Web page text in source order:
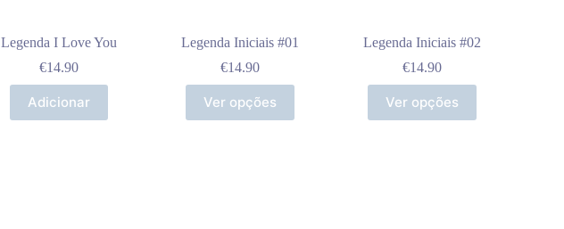
Legenda I Love You
€14.90
Adicionar
Legenda Iniciais #01
€14.90
Ver opções
Legenda Iniciais #02
€14.90
Ver opções